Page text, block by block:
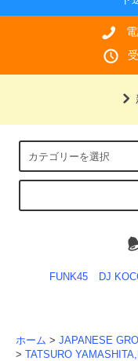
FUNK45 DJ
ホーム > JAPANESE
> TATSURO